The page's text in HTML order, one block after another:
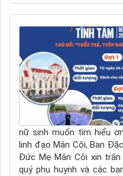
nữ sinh muốn tìm hiểu
linh đạo Mân Côi, Ban
Đức Mẹ Mân Côi xin
quý phụ huynh và các